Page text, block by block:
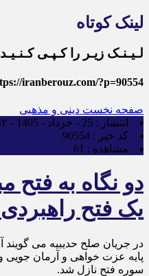
لینک کوتاه
لـیـنـک زیـر را کـپـی
iranberouz.com/?p=90554
صفحه نخست دینی و مذهبی
انتشار : 25 - خرداد - 1405 - ۱۱:۵۲
کد خبر : 90554
مشاهده : 61
دو نگاه به فتح
یک فتح
در جریان صلح حدیبیه می گویند
پایه عزت خواهی و آرمان جویی
سوره فتح نازل شد.